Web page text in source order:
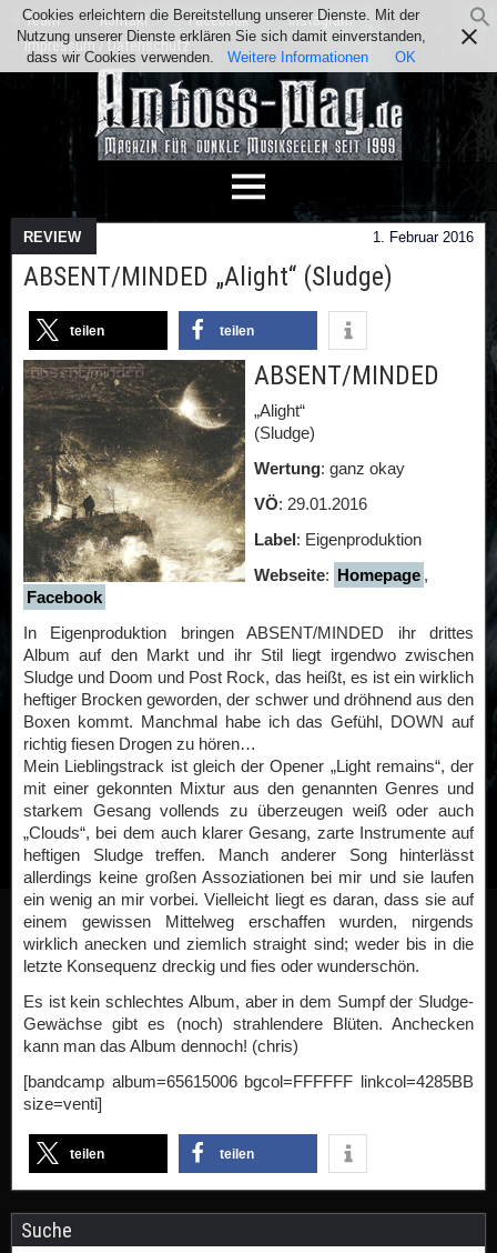
Team Kontakt Facebook
Instagram
Impressum / Datenschutz
REVIEW 1. Februar 2016
ABSENT/MINDED „Alight“ (Sludge)
teilen teilen
ABSENT/MINDED
„Alight“
(Sludge)
Wertung: ganz okay
VÖ: 29.01.2016
Label: Eigenproduktion
Webseite: Homepage ,
Facebook
In Eigenproduktion bringen ABSENT/MINDED ihr drittes
Album auf den Markt und ihr Stil liegt irgendwo zwischen
Sludge und Doom und Post Rock, das heißt, es ist ein wirklich
heftiger Brocken geworden, der schwer und dröhnend aus den
Boxen kommt. Manchmal habe ich das Gefühl, DOWN auf
richtig fiesen Drogen zu hören…
Mein Lieblingstrack ist gleich der Opener „Light remains“, der
mit einer gekonnten Mixtur aus den genannten Genres und
starkem Gesang vollends zu überzeugen weiß oder auch
„Clouds“, bei dem auch klarer Gesang, zarte Instrumente auf
heftigen Sludge treffen. Manch anderer Song hinterlässt
allerdings keine großen Assoziationen bei mir und sie laufen
ein wenig an mir vorbei. Vielleicht liegt es daran, dass sie auf
einem gewissen Mittelweg erschaffen wurden, nirgends
wirklich anecken und ziemlich straight sind; weder bis in die
letzte Konsequenz dreckig und fies oder wunderschön.
Es ist kein schlechtes Album, aber in dem Sumpf der Sludge-
Gewächse gibt es (noch) strahlendere Blüten. Anchecken
kann man das Album dennoch! (chris)
[bandcamp album=65615006 bgcol=FFFFFF linkcol=4285BB
size=venti]
teilen teilen
Suche
Cookies erleichtern die Bereitstellung unserer Dienste. Mit der
Nutzung unserer Dienste erklären Sie sich damit einverstanden,
dass wir Cookies verwenden.
Weitere Informationen OK